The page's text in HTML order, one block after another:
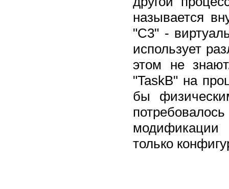
называется
"C3" -
использует
этом не
"TaskB" на
бы
модификации
только